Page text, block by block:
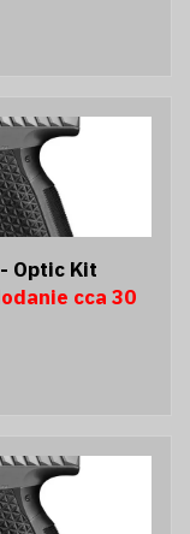
Optic Kit
cca 30